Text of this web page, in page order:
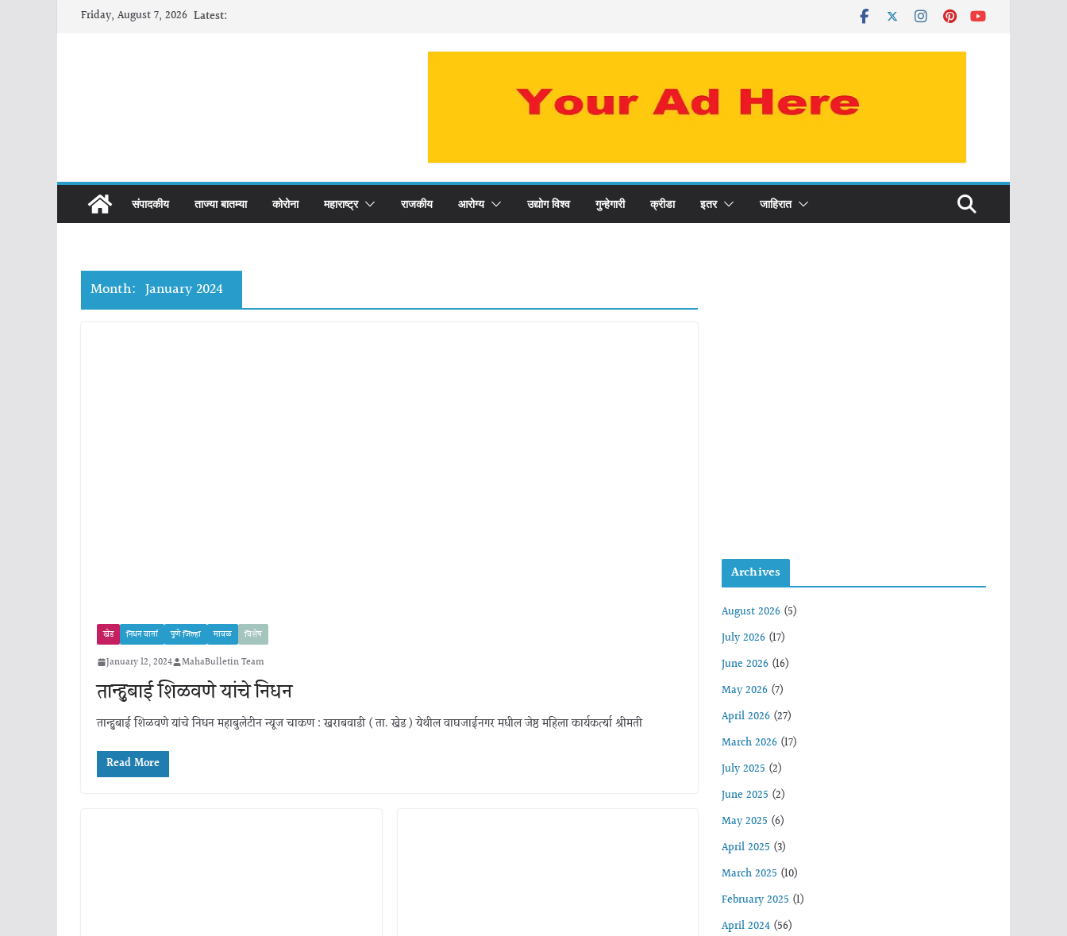
Friday, August 7, 2026 Latest:
संपादकीय ताज्या बातम्या कोरोना महाराष्ट्र राजकीय आरोग्य उद्योग विश्व गुन्हेगारी क्रीडा इतर जाहिरात
Month: January 2024
खेड निधन वार्ता पुणे जिल्हा मावळ विशेष
January 12, 2024 MahaBulletin Team
तान्हुबाई शिळवणे यांचे निधन
तान्हुबाई शिळवणे यांचे निधन महाबुलेटीन न्यूज चाकण : खराबवाडी ( ता. खेड ) येथील वाघजाईनगर मधील जेष्ठ महिला कार्यकर्त्या श्रीमती
Read More
Archives
August 2026 (5)
July 2026 (17)
June 2026 (16)
May 2026 (7)
April 2026 (27)
March 2026 (17)
July 2025 (2)
June 2025 (2)
May 2025 (6)
April 2025 (3)
March 2025 (10)
February 2025 (1)
April 2024 (56)